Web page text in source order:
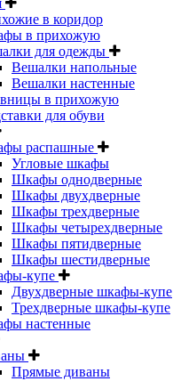
в коридор
в прихожую
для одежды
Вешалки напольные
Вешалки настенные
в прихожую
для обуви
распашные
Угловые шкафы
Шкафы однодверные
Шкафы двухдверные
Шкафы трехдверные
Шкафы четырехдверные
Шкафы пятидверные
Шкафы шестидверные
купе
Двухдверные шкафы-купе
Трехдверные шкафы-купе
настенные
Прямые диваны